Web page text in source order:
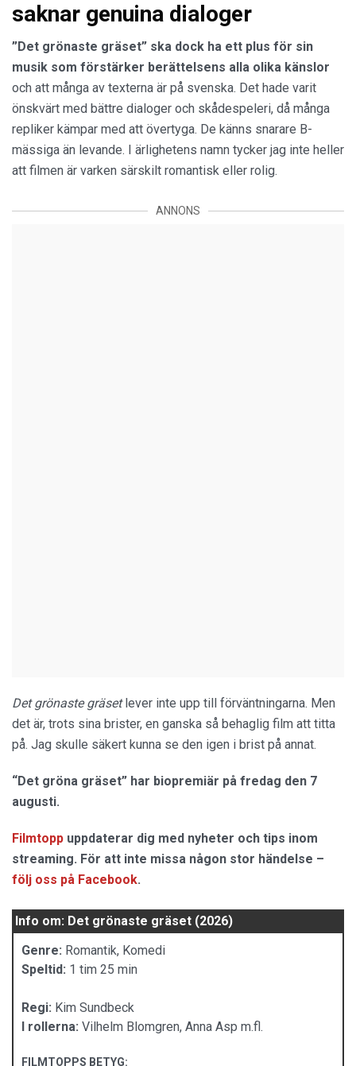
saknar genuina dialoger
”Det grönaste gräset” ska dock ha ett plus för sin
musik som förstärker berättelsens alla olika känslor
och att många av texterna är på svenska. Det hade varit
önskvärt med bättre dialoger och skådespeleri, då många
repliker kämpar med att övertyga. De känns snarare B-
mässiga än levande. I ärlighetens namn tycker jag inte heller
att filmen är varken särskilt romantisk eller rolig.
ANNONS
Det grönaste gräset lever inte upp till förväntningarna. Men
det är, trots sina brister, en ganska så behaglig film att titta
på. Jag skulle säkert kunna se den igen i brist på annat.
“Det gröna gräset” har biopremiär på fredag den 7
augusti.
Filmtopp uppdaterar dig med nyheter och tips inom
streaming. För att inte missa någon stor händelse –
följ oss på Facebook.
Info om: Det grönaste gräset (2026)
Genre: Romantik, Komedi
Speltid: 1 tim 25 min
Regi: Kim Sundbeck
I rollerna: Vilhelm Blomgren, Anna Asp m.fl.
FILMTOPPS BETYG: